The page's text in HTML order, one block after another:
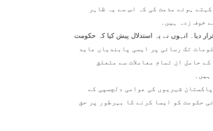
ہوئے مذمت کی کہ اس سے یہ ظاہر
خوف زدہ ہیں۔
دیا۔ انہوں نے یہ استدلال پیش کیا کہ حکومت
ہے کہ وہ معلومات تک رسائی پر ایسی پابندیاں عاید
حامل ان تمام معاملات سے متعلق
شہریوں کی عوامی دلچسپی کے
حکومت کو ایسا کرنے کا بہرطور پر حق